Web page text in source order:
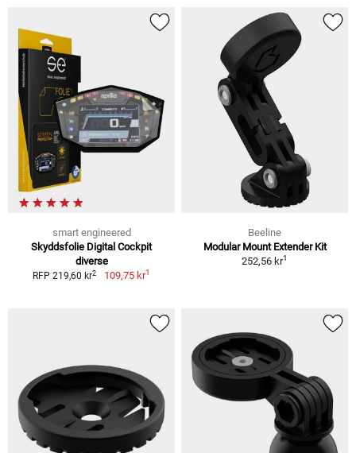
smart engineered
Skyddsfolie Digital Cockpit
diverse
RFP 219,60 kr2 109,75 kr1
Beeline
Modular Mount Extender Kit
252,56 kr1